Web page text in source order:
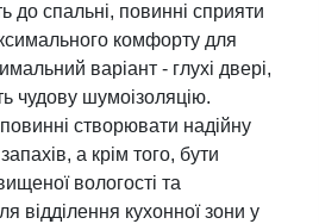
до спальні, повинні сприяти
комфорту для
варіант - глухі двері,
чудову шумоізоляцію.
створювати надійну
а крім того, бути
вологості та
відділення кухонної зони у